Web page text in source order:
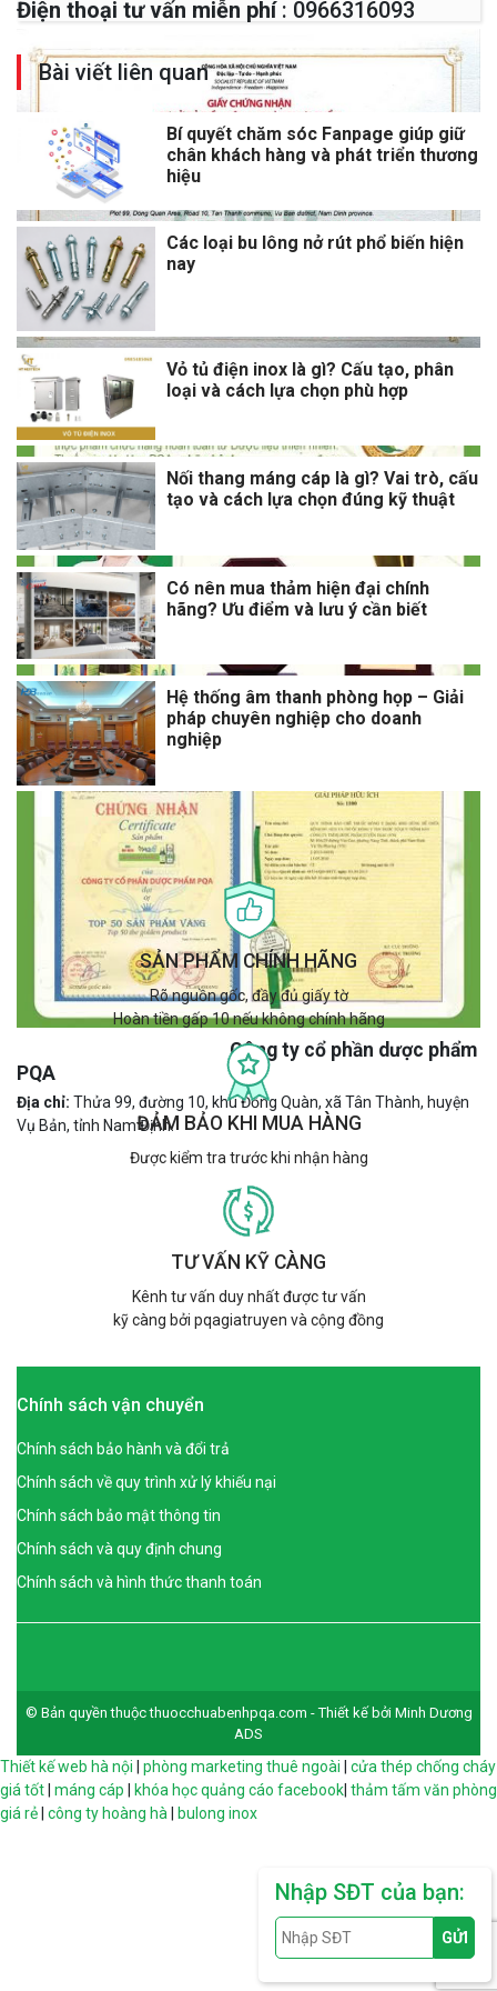
Điện thoại tư vấn miễn phí: 0966316093
Công ty cổ phần dược phẩm
PQA
Địa chỉ: Thửa 99, đường 10, khu Đồng Quàn, xã Tân Thành, huyện
Vụ Bản, tỉnh Nam Định.
Bài viết liên quan
Bí quyết chăm sóc Fanpage giúp giữ
chân khách hàng và phát triển thương
hiệu
Các loại bu lông nở rút phổ biến hiện
nay
Vỏ tủ điện inox là gì? Cấu tạo, phân
loại và cách lựa chọn phù hợp
Nối thang máng cáp là gì? Vai trò, cấu
tạo và cách lựa chọn đúng kỹ thuật
Có nên mua thảm hiện đại chính
hãng? Ưu điểm và lưu ý cần biết
Hệ thống âm thanh phòng họp – Giải
pháp chuyên nghiệp cho doanh
nghiệp
SẢN PHẨM CHÍNH HÃNG
Rõ nguồn gốc, đầy đủ giấy tờ
Hoàn tiền gấp 10 nếu không chính hãng
ĐẢM BẢO KHI MUA HÀNG
Được kiểm tra trước khi nhận hàng
TƯ VẤN KỸ CÀNG
Kênh tư vấn duy nhất được tư vấn
kỹ càng bởi pqagiatruyen và cộng đồng
Chính sách vận chuyển
Chính sách bảo hành và đổi trả
Chính sách về quy trình xử lý khiếu nại
Chính sách bảo mật thông tin
Chính sách và quy định chung
Chính sách và hình thức thanh toán
© Bản quyền thuộc thuocchuabenhpqa.com - Thiết kế bởi Minh Dương
ADS
Nhập SĐT của bạn:
Thiết kế web hà nội phòng marketing thuê ngoài
cửa thép chống cháy
giá tốt máng cáp khóa học quảng cáo facebook thảm tấm văn phòng
giá rẻ công ty hoàng hà bulong inox